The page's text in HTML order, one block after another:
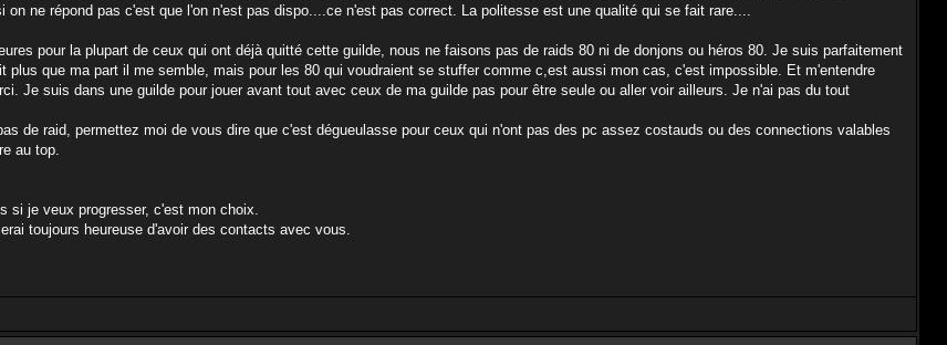
on ne répond pas c'est que l'on n'est pas dispo....ce n'est pas correct. La politesse est une qualité qui se fait rare....
pour la plupart de ceux qui ont déjà quitté cette guilde, nous ne faisons pas de raids 80 ni de donjons ou héros 80. Je suis parfaitement
plus que ma part il me semble, mais pour les 80 qui voudraient se stuffer comme c,est aussi mon cas, c'est impossible. Et m'entendre
Je suis dans une guilde pour jouer avant tout avec ceux de ma guilde pas pour être seule ou aller voir ailleurs. Je n'ai pas du tout
de raid, permettez moi de vous dire que c'est dégueulasse pour ceux qui n'ont pas des pc assez costauds ou des connections valables
au top.
si je veux progresser, c'est mon choix.
toujours heureuse d'avoir des contacts avec vous.